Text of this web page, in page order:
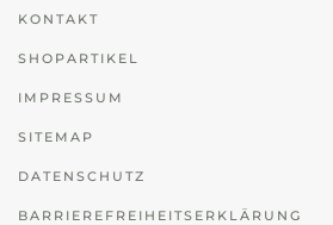
KONTAKT
SHOPARTIKEL
IMPRESSUM
SITEMAP
DATENSCHUTZ
BARRIEREFREIHEITSERKLÄRUNG